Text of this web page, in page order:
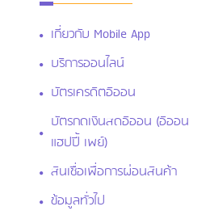
1,500 บาท
1,500 บาท
เกี่ยวกับ Mobile App
บริการออนไลน์
บัตรเครดิตอิออน
บัตรกดเงินสดอิออน (อิออน
แฮปปี้ เพย์)
สินเชื่อเพื่อการผ่อนสินค้า
ข้อมูลทั่วไป